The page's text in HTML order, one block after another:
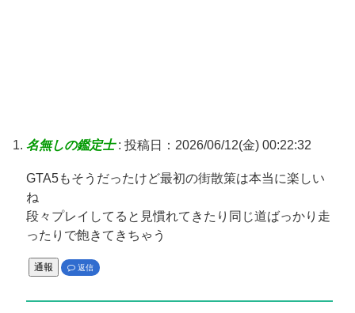
名無しの鑑定士: 投稿日：2026/06/12(金) 00:22:32
GTA5もそうだったけど最初の街散策は本当に楽しい
ね
段々プレイしてると見慣れてきたり同じ道ばっかり走
ったりで飽きてきちゃう
通報 返信